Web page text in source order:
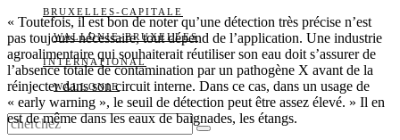
BRUXELLES-CAPITALE
WALLONIE-BRUXELLES
INTERNATIONAL
WALLONIE
« Toutefois, il est bon de noter qu’une détection très précise n’est
pas toujours nécessaire, tout dépend de l’application. Une industrie
agroalimentaire qui souhaiterait réutiliser son eau doit s’assurer de
l’absence totale de contamination par un pathogène X avant de la
réinjecter dans son circuit interne. Dans ce cas, dans un usage de
« early warning », le seuil de détection peut être assez élevé. » Il en
est de même dans les eaux de baignades, les étangs.